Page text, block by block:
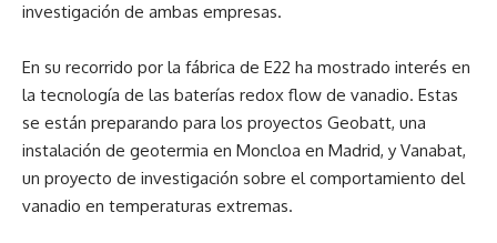
investigación de ambas empresas.
En su recorrido por la fábrica de E22 ha mostrado interés en
la tecnología de las baterías redox flow de vanadio. Estas
se están preparando para los proyectos Geobatt, una
instalación de geotermia en Moncloa en Madrid, y Vanabat,
un proyecto de investigación sobre el comportamiento del
vanadio en temperaturas extremas.